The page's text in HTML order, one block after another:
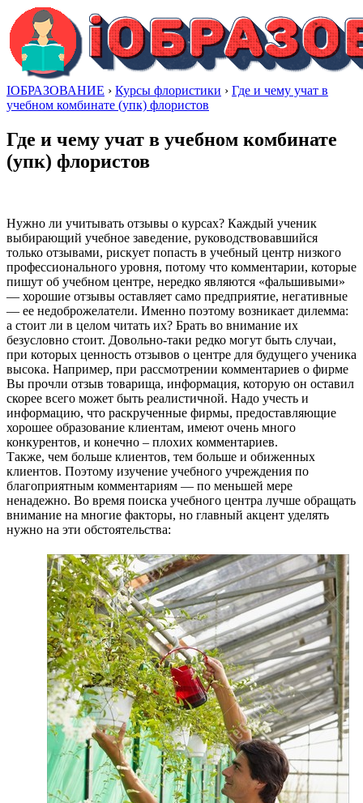
IОБРАЗОВАНИЕ › Курсы флористики › Где и чему учат в
учебном комбинате (упк) флористов
Где и чему учат в учебном комбинате
(упк) флористов
Нужно ли учитывать отзывы о курсах? Каждый ученик
выбирающий учебное заведение, руководствовавшийся
только отзывами, рискует попасть в учебный центр низкого
профессионального уровня, потому что комментарии, которые
пишут об учебном центре, нередко являются «фальшивыми»
— хорошие отзывы оставляет само предприятие, негативные
— ее недоброжелатели. Именно поэтому возникает дилемма:
а стоит ли в целом читать их? Брать во внимание их
безусловно стоит. Довольно-таки редко могут быть случаи,
при которых ценность отзывов о центре для будущего ученика
высока. Например, при рассмотрении комментариев о фирме
Вы прочли отзыв товарища, информация, которую он оставил
скорее всего может быть реалистичной. Надо учесть и
информацию, что раскрученные фирмы, предоставляющие
хорошее образование клиентам, имеют очень много
конкурентов, и конечно – плохих комментариев.
Также, чем больше клиентов, тем больше и обиженных
клиентов. Поэтому изучение учебного учреждения по
благоприятным комментариям — по меньшей мере
ненадежно. Во время поиска учебного центра лучше обращать
внимание на многие факторы, но главный акцент уделять
нужно на эти обстоятельства: